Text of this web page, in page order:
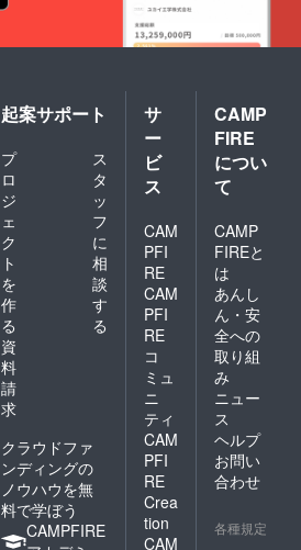
起案サポート
プ
ロ
ジ
ェ
ク
ト
を
作
る
ス
タ
ッ
フ
に
相
談
す
る
資
料
請
求
クラウドファ
ンディングの
ノウハウを無
料で学ぼう
CAMPFIRE
サ
ー
ビ
ス
CAM
PFI
RE
CAM
PFI
RE
コ
ミュ
ニ
ティ
CAM
PFI
RE
Crea
tion
CAM
CAMP
FIRE
につい
て
CAMP
FIREと
は
あんし
ん・安
全への
取り組
み
ニュー
ス
ヘルプ
お問い
合わせ
各種規定